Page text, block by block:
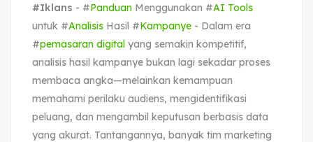
#Iklans - #Panduan Menggunakan #AI Tools
untuk #Analisis Hasil #Kampanye - Dalam era
#pemasaran digital yang semakin kompetitif,
analisis hasil kampanye bukan lagi sekadar proses
membaca angka—melainkan kemampuan
memahami perilaku audiens, mengidentifikasi
peluang, dan mengambil keputusan berbasis data
yang akurat. Tantangannya, banyak tim marketing